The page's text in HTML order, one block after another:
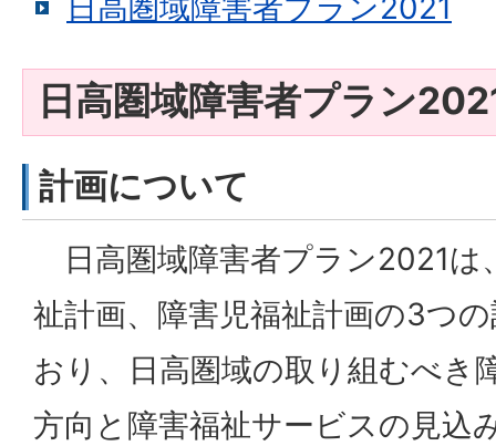
日高圏域障害者プラン2021
日高圏域障害者プラン
計画について
日高圏域障害者プラン2021は
祉計画、障害児福祉計画の3つ
おり、日高圏域の取り組むべき
方向と障害福祉サービスの見込